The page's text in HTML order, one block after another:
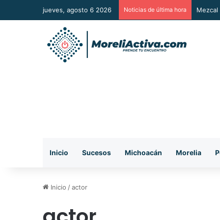
jueves, agosto 6 2026 Noticias de última hora
Inicio Sucesos Michoacán Morelia
Inicio /actor